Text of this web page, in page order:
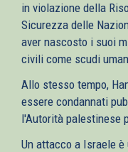
in violazione della
Sicurezza delle
aver nascosto i suoi
civili come scudi
Allo stesso tempo,
essere condannati
l'Autorità palestinese
Un attacco a Israele